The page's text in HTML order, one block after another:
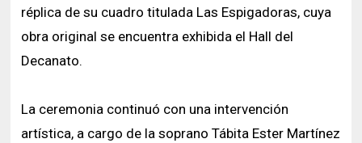
réplica de su cuadro titulada Las Espigadoras, cuya
obra original se encuentra exhibida el Hall del
Decanato.
La ceremonia continuó con una intervención
artística, a cargo de la soprano Tábita Ester Martínez